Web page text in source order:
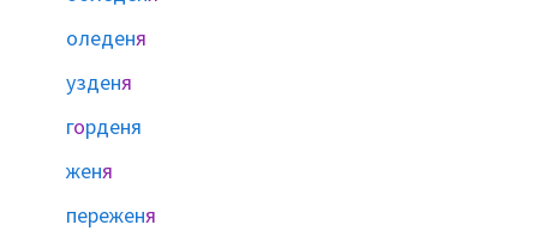
оледеня
узденя
горденя
женя
переженя